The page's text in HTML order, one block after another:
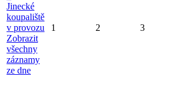
Jinecké
koupaliště
v provozu
Zobrazit
všechny
záznamy
ze dne
1 2 3